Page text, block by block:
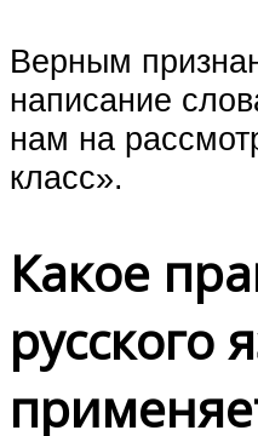
Верным
написание
нам на
класс».
Какое
русского